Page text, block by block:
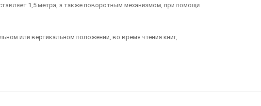
1,5 метра, а также поворотным механизмом, при помощи
или вертикальном положении, во время чтения книг,